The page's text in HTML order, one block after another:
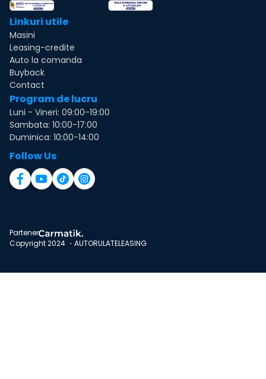
Linkuri utile
Masini
Leasing-credite
Auto la comanda
Buyback
Contact
Program de lucru
Luni - Vineri: 09:00-19:00
Sambata: 10:00-17:00
Duminica: 10:00-14:00
Follow Us
Partener
Copyright 2024 ・AUTORULATELEASING